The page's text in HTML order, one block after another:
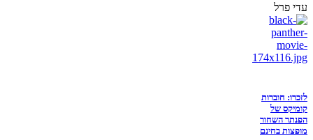
עדי פרל
לזכרו: חוברות
קומיקס של
הפנתר השחור
מופצות בחינם